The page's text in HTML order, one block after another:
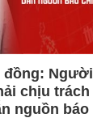
đồng: Người
chịu trách
nguồn báo